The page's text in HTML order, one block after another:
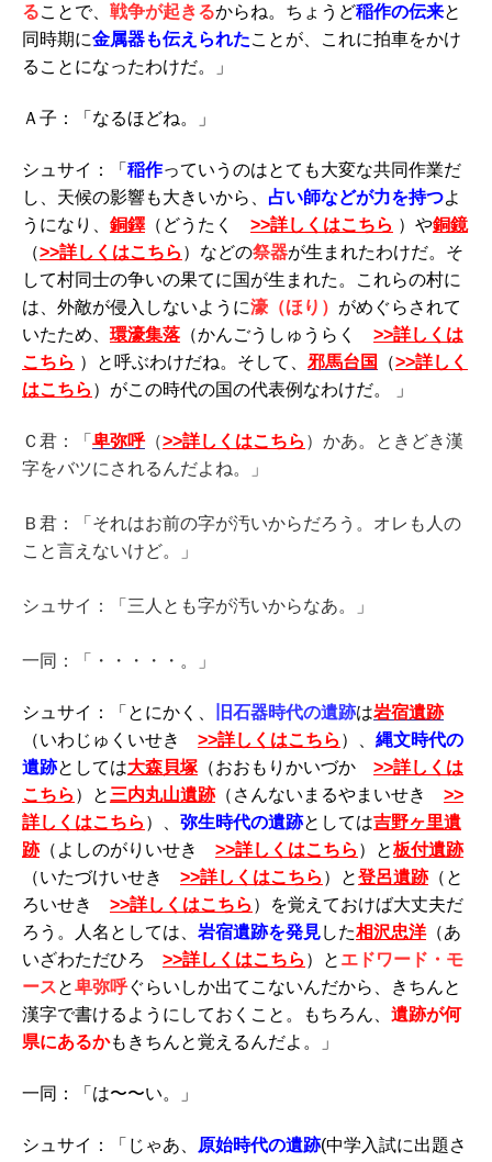
ることで、 戦争が起きるからね。ちょうど稲作の伝来と
同時期に金属器も伝えられたことが、これに拍車をかけ
ることになったわけだ。」
Ａ子：「なるほどね。」
シュサイ：「 稲作っていうのはとても大変な共同作業だ
し、天候の影響も大きいから、 占い師などが力を持つよ
うになり、 銅鐸（どうたく >>詳しくはこちら ）や銅鏡
（>>詳しくはこちら ）などの祭器が生まれたわけだ。そ
して村同士の争いの果てに国が生まれた。これらの村に
は、外敵が侵入しないように濠（ほり） がめぐらされて
いたため、 環濠集落 （かんごうしゅうらく >>詳しくは
こちら ）と呼ぶわけだね。そして、 邪馬台国 （>>詳しく
はこちら ）がこの時代の国の代表例なわけだ。 」
Ｃ君：「 卑弥呼（>>詳しくはこちら ）かあ。ときどき漢
字をバツにされるんだよね。」
Ｂ君：「それはお前の字が汚いからだろう。オレも人の
こと言えないけど。」
シュサイ：「三人とも字が汚いからなあ。」
一同：「・・・・・。」
シュサイ：「とにかく、 旧石器時代の遺跡は岩宿遺跡
（いわじゅくいせき >>詳しくはこちら ）、 縄文時代の
遺跡としては大森貝塚（おおもりかいづか >>詳しくは
こちら ）と 三内丸山遺跡（さんないまるやまいせき >>
詳しくはこちら ）、 弥生時代の遺跡としては吉野ヶ里遺
跡（よしのがりいせき >>詳しくはこちら ）と板付遺跡
（いたづけいせき >>詳しくはこちら ）と登呂遺跡（と
ろいせき >>詳しくはこちら ）を覚えておけば大丈夫だ
ろう。人名としては、 岩宿遺跡を発見した相沢忠洋（あ
いざわただひろ >>詳しくはこちら ）と エドワード・モ
ースと卑弥呼ぐらいしか出てこないんだから、きちんと
漢字で書けるようにしておくこと。もちろん、 遺跡が何
県にあるかもきちんと覚えるんだよ。」
一同：「は〜〜い。」
シュサイ：「じゃあ、 原始時代の遺跡(中学入試に出題さ